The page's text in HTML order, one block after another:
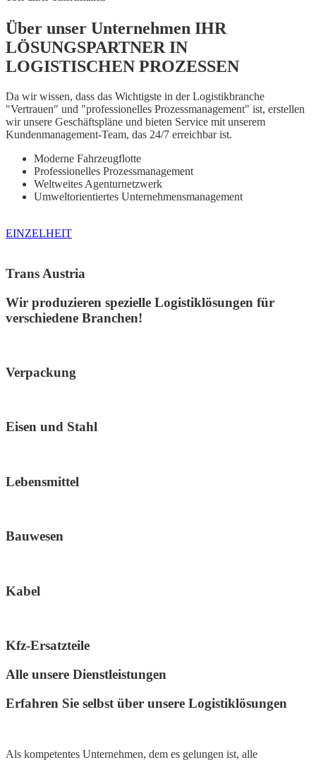
Über unser Unternehmen IHR
LÖSUNGSPARTNER IN
LOGISTISCHEN PROZESSEN
Da wir wissen, dass das Wichtigste in der Logistikbranche
"Vertrauen" und "professionelles Prozessmanagement" ist, erstellen
wir unsere Geschäftspläne und bieten Service mit unserem
Kundenmanagement-Team, das 24/7 erreichbar ist.
Moderne Fahrzeugflotte
Professionelles Prozessmanagement
Weltweites Agenturnetzwerk
Umweltorientiertes Unternehmensmanagement
EINZELHEIT
Trans Austria
Wir produzieren spezielle Logistiklösungen für
verschiedene Branchen!
Verpackung
Eisen und Stahl
Lebensmittel
Bauwesen
Kabel
Kfz-Ersatzteile
Alle unsere Dienstleistungen
Erfahren Sie selbst über unsere Logistiklösungen
Als kompetentes Unternehmen, dem es gelungen ist, alle